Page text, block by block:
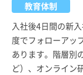
教育体制
入社後4日間の新
度でフォローアッ
あります。階層別
ど）、オンライン